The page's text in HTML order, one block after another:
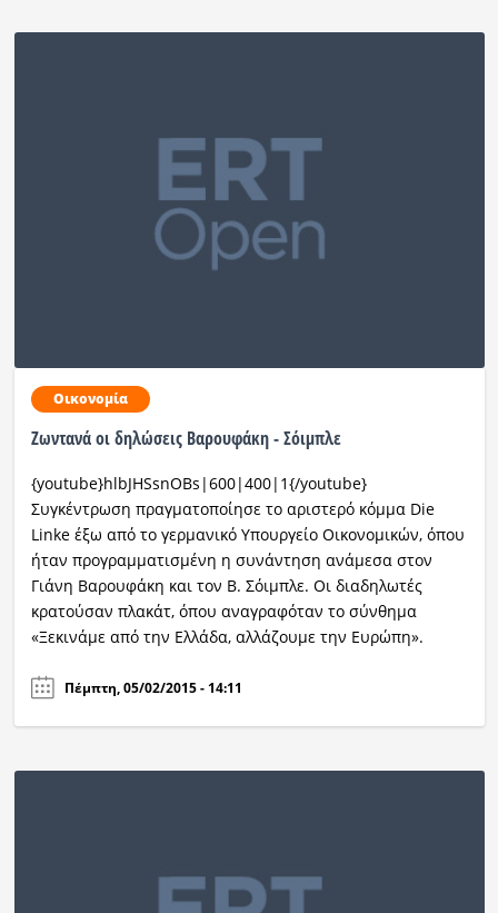
Οικονομία
Ζωντανά οι δηλώσεις Βαρουφάκη - Σόιμπλε
{youtube}hlbJHSsnOBs|600|400|1{/youtube}
Συγκέντρωση πραγματοποίησε το αριστερό κόμμα Die
Linke έξω από το γερμανικό Υπουργείο Οικονομικών, όπου
ήταν προγραμματισμένη η συνάντηση ανάμεσα στον
Γιάνη Βαρουφάκη και τον Β. Σόιμπλε. Οι διαδηλωτές
κρατούσαν πλακάτ, όπου αναγραφόταν το σύνθημα
«Ξεκινάμε από την Ελλάδα, αλλάζουμε την Ευρώπη».
Πέμπτη, 05/02/2015 - 14:11